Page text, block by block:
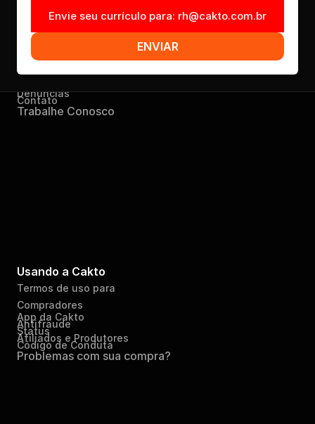
Envie seu currículo para: rh@cakto.com.br
ENVIAR
A Empresa
Denúncias
Contato
Trabalhe Conosco
Usando a Cakto
Termos de uso para
Compradores
App da Cakto
Antifraude
Status
Afiliados e Produtores
Código de Conduta
Problemas com sua compra?